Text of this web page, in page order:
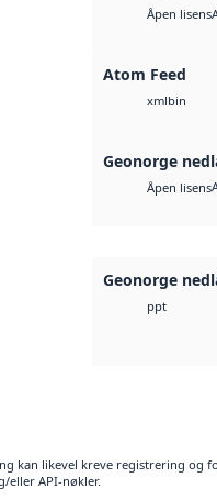
Åpen lisens
Atom Feed
xmlbin
Geonorge
Åpen lisens
Geonorge
ppt
kan likevel kreve registrering og
eller API-nøkler.